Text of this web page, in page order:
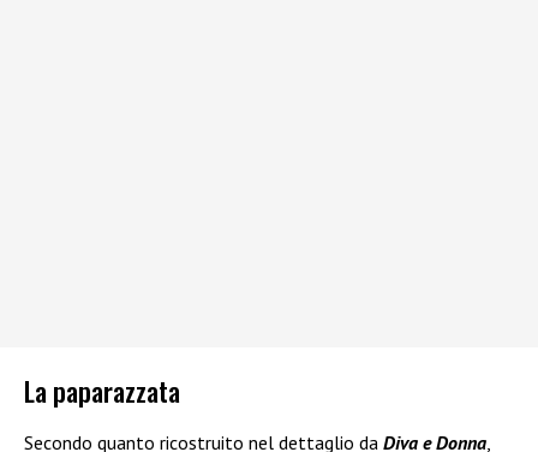
La paparazzata
Secondo quanto ricostruito nel dettaglio da Diva e Donna